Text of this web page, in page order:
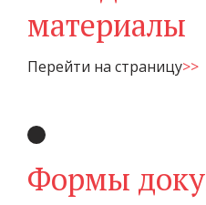
материалы
Перейти на страницу>>
Формы